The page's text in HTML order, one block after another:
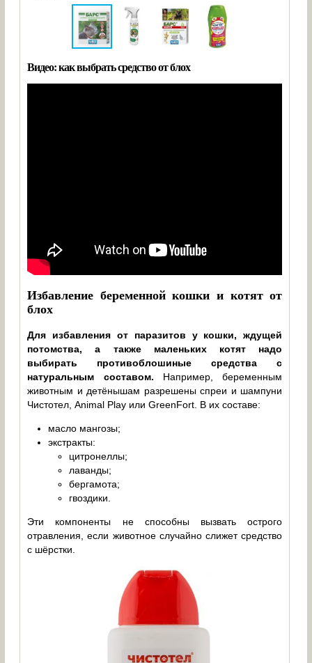
Видео: как выбрать средство от блох
Избавление беременной кошки и котят от
блох
Для избавления от паразитов у кошки, ждущей
потомства, а также маленьких котят надо
выбирать противоблошиные средства с
натуральным составом. Например, беременным
животным и детёнышам разрешены спреи и шампуни
Чистотел, Animal Play или GreenFort. В их составе:
масло мангозы;
экстракты:
цитронеллы;
лаванды;
бергамота;
гвоздики.
Эти компоненты не способны вызвать острого
отравления, если животное случайно слижет средство
с шёрстки.